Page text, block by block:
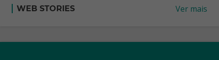
WEB STORIES Ver mais